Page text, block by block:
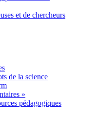
et de chercheurs
de la science
»
pédagogiques